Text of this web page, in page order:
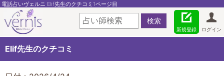
電話占いヴェルニ Elif先生のクチコミ1ページ目
ログイン
新規登録
Elif先生のクチコミ